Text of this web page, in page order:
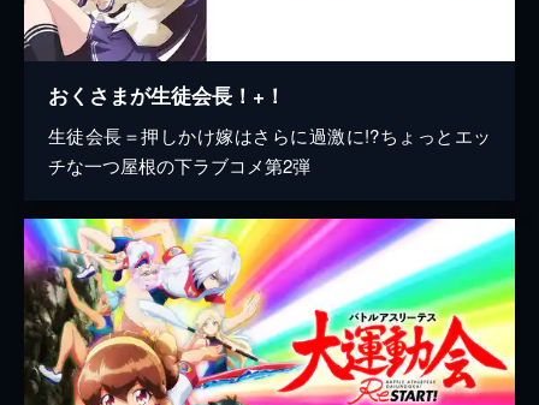
おくさまが生徒会長！+！
生徒会長＝押しかけ嫁はさらに過激に!?ちょっとエッ
チな一つ屋根の下ラブコメ第2弾